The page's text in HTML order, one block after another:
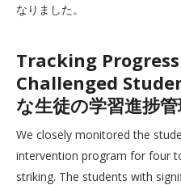
なりました。
Tracking
Challenged
な生徒の学習進捗管
We closely monitored the
intervention program for four
striking. The students with